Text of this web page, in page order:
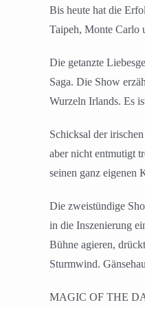
Bis heute hat die
Taipeh, Monte Carlo
Die getanzte
Saga. Die Show
Wurzeln Irlands. Es
Schicksal der
aber nicht entmutigt
seinen ganz eigenen
Die zweistündige
in die Inszenierung
Bühne agieren,
Sturmwind.
MAGIC OF THE